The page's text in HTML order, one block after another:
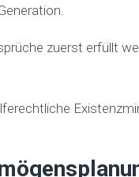
zuerst erfüllt